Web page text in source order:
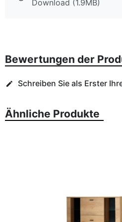
Download (1.9MB)
Bewertungen der
edit Schreiben Sie als Erster
Ähnliche Produkte